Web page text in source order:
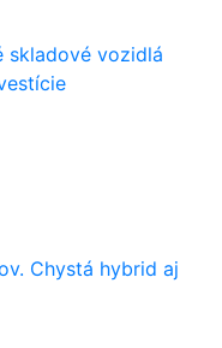
skladové vozidlá
Chystá hybrid aj